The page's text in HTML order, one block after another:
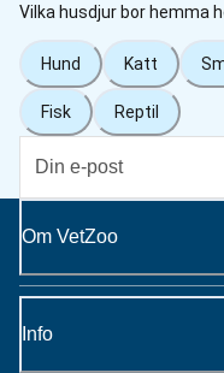
Vilka husdjur bor hemma
Hund Katt
Fisk Reptil
Om VetZoo
Info